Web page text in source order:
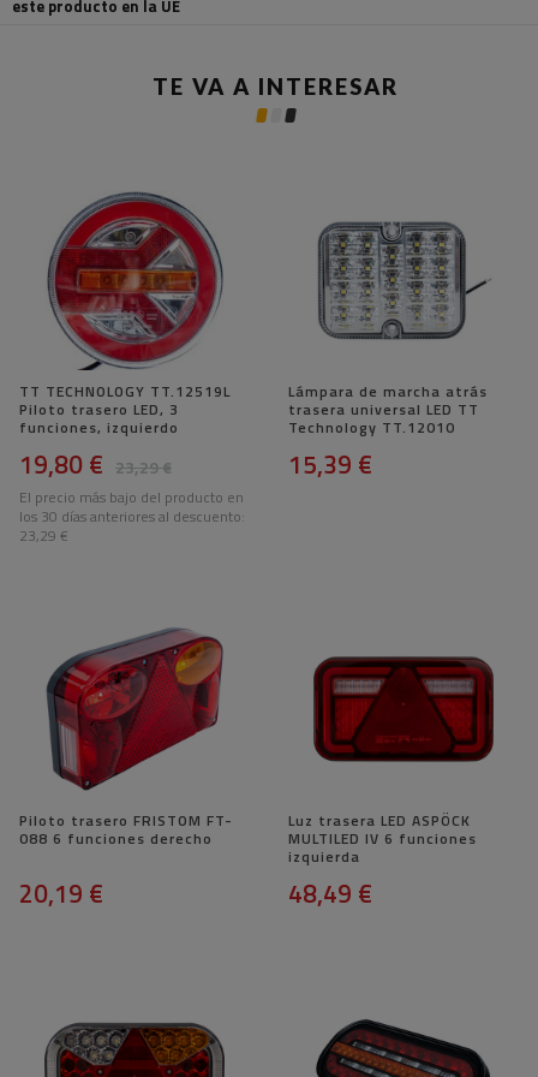
este producto en la UE
TE VA A INTERESAR
TT TECHNOLOGY TT.12519L
Piloto trasero LED, 3
funciones, izquierdo
23,29 €
19,80 €
El precio más bajo del producto en
los 30 días anteriores al descuento:
23,29 €
Lámpara de marcha atrás
trasera universal LED TT
Technology TT.12010
15,39 €
Piloto trasero FRISTOM FT-
088 6 funciones derecho
20,19 €
Luz trasera LED ASPÖCK
MULTILED IV 6 funciones
izquierda
48,49 €